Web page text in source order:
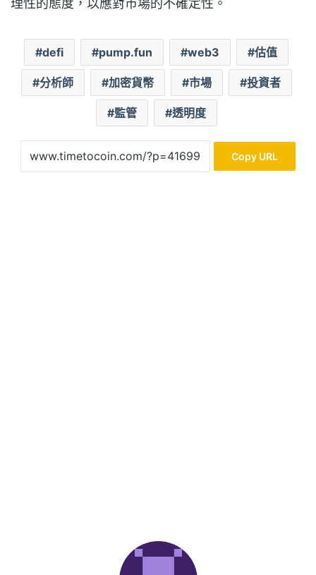
defi pump.fun web3 估值
分析師 加密貨幣 市場 投資者
監管 透明度
Copy URL